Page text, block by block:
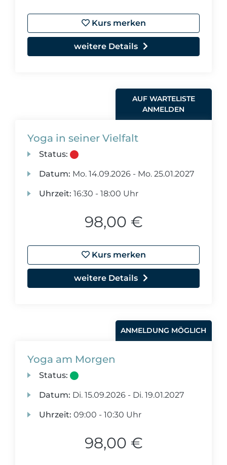
Kurs merken
weitere Details
AUF WARTELISTE
ANMELDEN
Yoga in seiner Vielfalt
Status:
Datum: Mo. 14.09.2026 - Mo. 25.01.2027
Uhrzeit: 16:30 - 18:00 Uhr
98,00 €
Kurs merken
weitere Details
ANMELDUNG MÖGLICH
Yoga am Morgen
Status:
Datum: Di. 15.09.2026 - Di. 19.01.2027
Uhrzeit: 09:00 - 10:30 Uhr
98,00 €